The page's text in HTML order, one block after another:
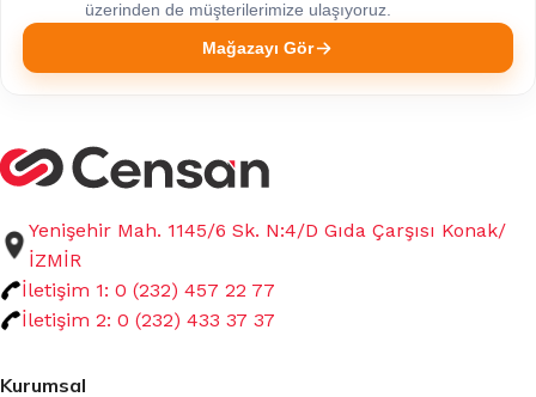
üzerinden de müşterilerimize ulaşıyoruz.
Mağazayı Gör
Yenişehir Mah. 1145/6 Sk. N:4/D Gıda Çarşısı Konak/
İZMİR
İletişim 1: 0 (232) 457 22 77
İletişim 2: 0 (232) 433 37 37
Kurumsal